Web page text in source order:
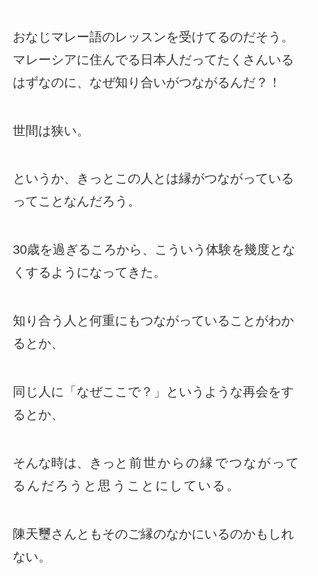
おなじマレー語のレッスンを受けてるのだそう。
マレーシアに住んでる日本人だってたくさんいる
はずなのに、なぜ知り合いがつながるんだ？！
世間は狭い。
というか、きっとこの人とは縁がつながっている
ってことなんだろう。
30歳を過ぎるころから、こういう体験を幾度とな
くするようになってきた。
知り合う人と何重にもつながっていることがわか
るとか、
同じ人に「なぜここで？」というような再会をす
るとか、
そんな時は、きっ と前世からの縁でつながって
るんだろうと思うことにしている。
陳天璽さんともそのご縁のなかにいるのかもしれ
ない。